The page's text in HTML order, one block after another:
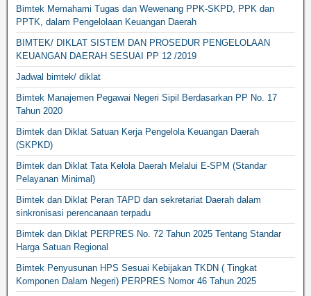
Bimtek Memahami Tugas dan Wewenang PPK-SKPD, PPK dan
PPTK, dalam Pengelolaan Keuangan Daerah
BIMTEK/ DIKLAT SISTEM DAN PROSEDUR PENGELOLAAN
KEUANGAN DAERAH SESUAI PP 12 /2019
Jadwal bimtek/ diklat
Bimtek Manajemen Pegawai Negeri Sipil Berdasarkan PP No. 17
Tahun 2020
Bimtek dan Diklat Satuan Kerja Pengelola Keuangan Daerah
(SKPKD)
Bimtek dan Diklat Tata Kelola Daerah Melalui E-SPM (Standar
Pelayanan Minimal)
Bimtek dan Diklat Peran TAPD dan sekretariat Daerah dalam
sinkronisasi perencanaan terpadu
Bimtek dan Diklat PERPRES No. 72 Tahun 2025 Tentang Standar
Harga Satuan Regional
Bimtek Penyusunan HPS Sesuai Kebijakan TKDN ( Tingkat
Komponen Dalam Negeri) PERPRES Nomor 46 Tahun 2025